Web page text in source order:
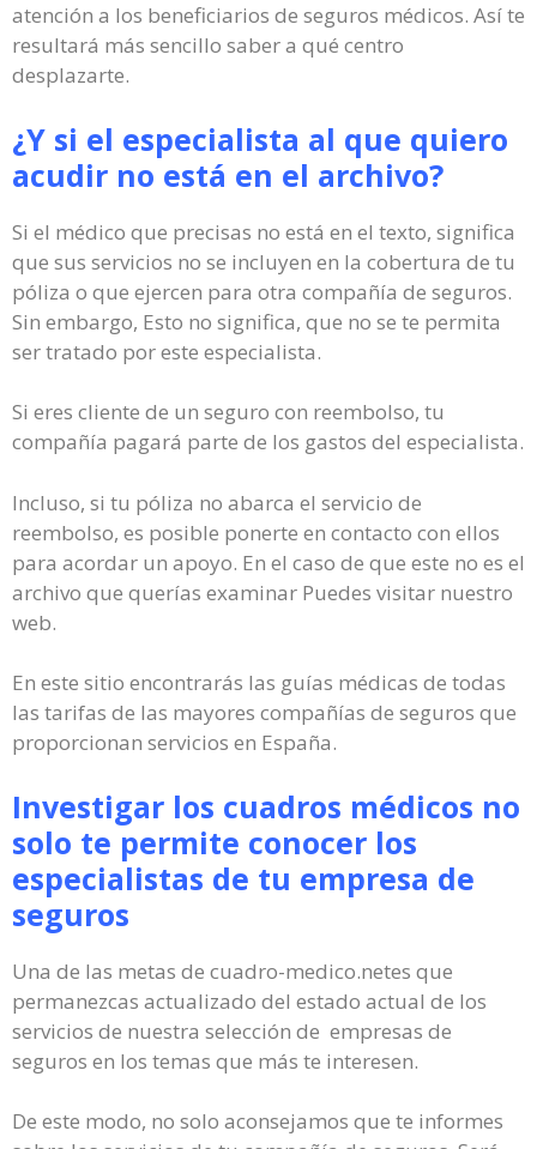
atención a los beneficiarios de seguros médicos. Así te
resultará más sencillo saber a qué centro
desplazarte.
¿Y si el especialista al que quiero
acudir no está en el archivo?
Si el médico que precisas no está en el texto, significa
que sus servicios no se incluyen en la cobertura de tu
póliza o que ejercen para otra compañía de seguros.
Sin embargo, Esto no significa, que no se te permita
ser tratado por este especialista.
Si eres cliente de un seguro con reembolso, tu
compañía pagará parte de los gastos del especialista.
Incluso, si tu póliza no abarca el servicio de
reembolso, es posible ponerte en contacto con ellos
para acordar un apoyo. En el caso de que este no es el
archivo que querías examinar Puedes visitar nuestro
web.
En este sitio encontrarás las guías médicas de todas
las tarifas de las mayores compañías de seguros que
proporcionan servicios en España.
Investigar los cuadros médicos no
solo te permite conocer los
especialistas de tu empresa de
seguros
Una de las metas de cuadro-medico.netes que
permanezcas actualizado del estado actual de los
servicios de nuestra selección de empresas de
seguros en los temas que más te interesen.
De este modo, no solo aconsejamos que te informes